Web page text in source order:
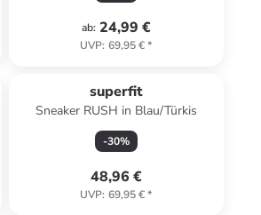
ab: 24,99 €
UVP: 69,95 €*
superfit
Sneaker RUSH in Blau/Türkis
-30%
48,96 €
UVP: 69,95 €*